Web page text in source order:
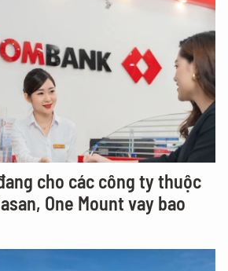
cho các công ty thuộc
One Mount vay bao